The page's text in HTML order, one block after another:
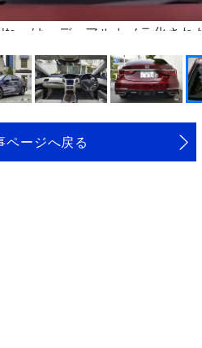
」は、デュアルカメラ化された
ページへ戻る